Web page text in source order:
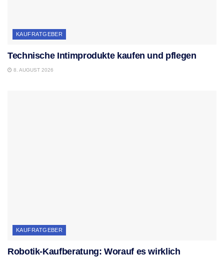
KAUFRATGEBER
Technische Intimprodukte kaufen und pflegen
8. AUGUST 2026
KAUFRATGEBER
Robotik-Kaufberatung: Worauf es wirklich